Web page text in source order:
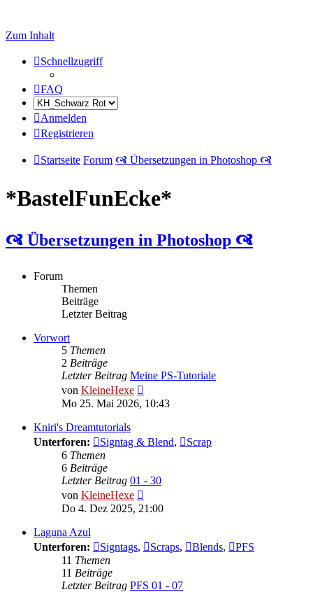
Zum Inhalt
Schnellzugriff
FAQ
Anmelden
Registrieren
Startseite Forum 🙧 Übersetzungen in Photoshop 🙧
*BastelFunEcke*
🙧 Übersetzungen in Photoshop 🙧
Forum
Themen
Beiträge
Letzter Beitrag
Vorwort
5 Themen
2 Beiträge
Letzter Beitrag Meine PS-Tutoriale
von KleineHexe
Beitrag
Mo 25. Mai 2026, 10:43
Kniri's Dreamtutorials
Unterforen:
Signtag & Blend,
Scrap
6 Themen
6 Beiträge
Letzter Beitrag 01 - 30
von KleineHexe
Beitrag
Do 4. Dez 2025, 21:00
Laguna Azul
Unterforen:
Signtags, Scraps, Blends,
PFS
11 Themen
11 Beiträge
Letzter Beitrag PFS 01 - 07